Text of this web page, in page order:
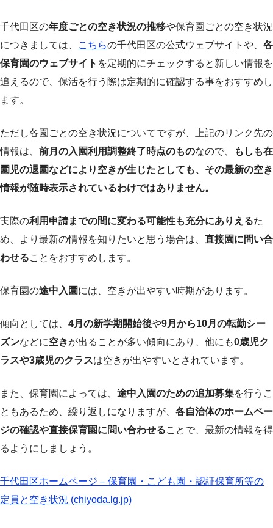
千代田区の年度ごとの空き状況の推移や保育園ごとの空き状況
につきましては、
こちらの千代田区の公式ウェブサイトや、 各
保育園のウェブサイト を定期的にチェックすると新しい情報を
追えるので、保活を行う際は定期的に確認する事をおすすめし
ます。
ただし各園ごとの空き状況についてですが、上記のリンク先の
情報は、 前月の入園利用調整終了時点のものなので、
もしも在
園児の退園などにより空きが生じたとしても、その最新の空き
情報が随時表示されているわけではありません。
実際の利用申請までの間に変わる可能性も充分にありえるた
め、より最新の情報を知りたいと思う場合は、 直接園に問い合
わせることをおすすめします。
保育園の途中入園には、空きが出やすい時期があります。
傾向としては、 4月の新学期開始後や9月から10月の転勤シー
ズンなどに空きが出ることが多い傾向にあり、他にも0歳児ク
ラスや3歳児のクラスは空きが出やすいとされています。
また、保育園によっては、 途中入園のための追加募集を行うこ
ともあるため、繰り返しになりますが、 各自治体のホームペー
ジの確認や直接保育園に問い合わせることで、最新の情報を得
るようにしましょう。
千代田区ホームページ – 保育園・こども園・認証保育所等の
定員と空き状況 (chiyoda.lg.jp)